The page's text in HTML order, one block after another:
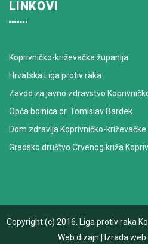
LINKOVI
Koprivničko-križevačka županija
Hrvatska Liga protiv raka
Zavod za javno zdravstvo
Opća bolnica dr. Tomislav Bardek
Dom zdravlja Koprivničko-križevačke
Gradsko društvo Crvenog križa
Copyright (c) 2016. Liga protiv raka
Web dizajn
Izrada